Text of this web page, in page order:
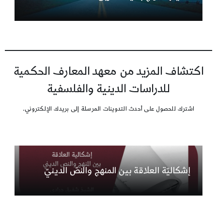
اكتشاف المزيد من معهد المعارف الحكمية
للدراسات الدينية والفلسفية
اشترك للحصول على أحدث التدوينات المرسلة إلى بريدك الإلكتروني.
إشكاليّة العلاقة بين المنهج والنصّ الدينيّ